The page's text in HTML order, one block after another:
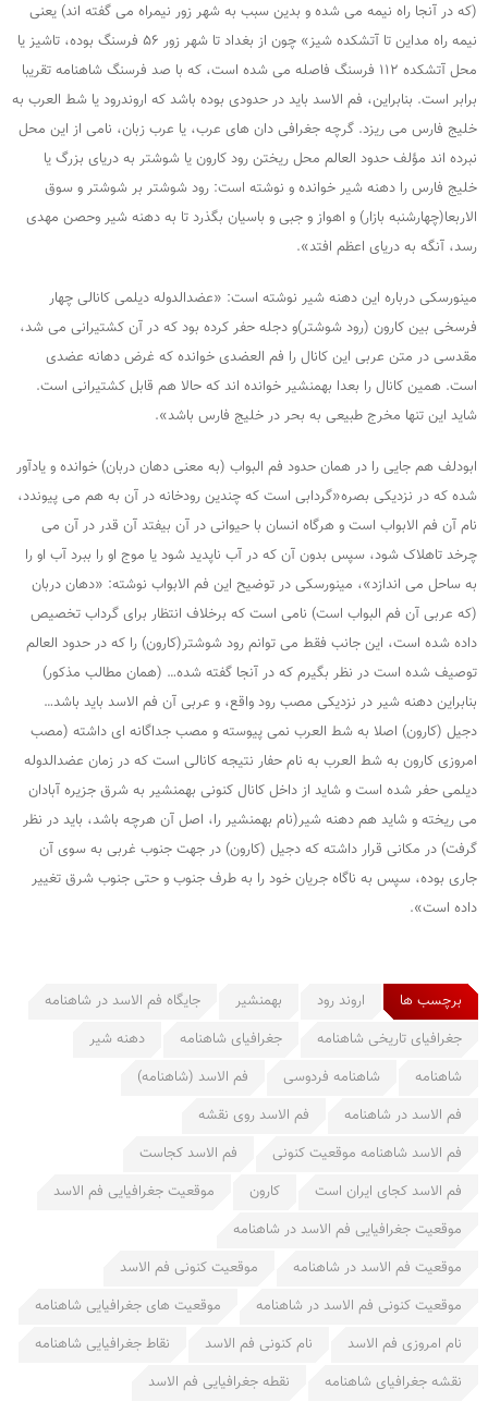
(که در آنجا راه نیمه می شده و بدین سبب به شهر زور نیمراه می گفته اند) یعنی
نیمه راه مداین تا آتشکده شیز» چون از بغداد تا شهر زور ۵۶ فرسنگ بوده، تاشیز یا
محل آتشکده ۱۱۲ فرسنگ فاصله می شده است، که با صد فرسنگ شاهنامه تقریبا
برابر است. بنابراین، فم الاسد باید در حدودی بوده باشد که اروندرود یا شط العرب به
خلیج فارس می ریزد. گرچه جغرافی دان های عرب، یا عرب زبان، نامی از این محل
نبرده اند مؤلف حدود العالم محل ریختن رود کارون یا شوشتر به دریای بزرگ یا
خلیج فارس را دهنه شیر خوانده و نوشته است: رود شوشتر بر شوشتر و سوق
الاربعا(چهارشنبه بازار) و اهواز و جبی و باسیان بگذرد تا به دهنه شیر وحصن مهدی
رسد، آنگه به دریای اعظم افتد».
مینورسکی درباره این دهنه شیر نوشته است: «عضدالدوله دیلمی کانالی چهار
فرسخی بین کارون (رود شوشتر)و دجله حفر کرده بود که در آن کشتیرانی می شد،
مقدسی در متن عربی این کانال را فم العضدی خوانده که غرض دهانه عضدی
است. همین کانال را بعدا بهمنشیر خوانده اند که حالا هم قابل کشتیرانی است.
شاید این تنها مخرج طبیعی به بحر در خلیج فارس باشد».
ابودلف هم جایی را در همان حدود فم البواب (به معنی دهان دربان) خوانده و یادآور
شده که در نزدیکی بصره«گردابی است که چندین رودخانه در آن به هم می پیوندد،
نام آن فم الابواب است و هرگاه انسان با حیوانی در آن بیفتد آن قدر در آن می
چرخد تاهلاک شود، سپس بدون آن که در آب ناپدید شود یا موج او را ببرد آب او را
به ساحل می اندازد»، مینورسکی در توضیح این فم الابواب نوشته: «دهان دربان
(که عربی آن فم البواب است) نامی است که برخلاف انتظار برای گرداب تخصیص
داده شده است، این جانب فقط می توانم رود شوشتر(کارون) را که در حدود العالم
توصیف شده است در نظر بگیرم که در آنجا گفته شده… (همان مطالب مذکور)
بنابراین دهنه شیر در نزدیکی مصب رود واقع، و عربی آن فم الاسد باید باشد…
دجیل (کارون) اصلا به شط العرب نمی پیوسته و مصب جداگانه ای داشته (مصب
امروزی کارون به شط العرب به نام حفار نتیجه کانالی است که در زمان عضدالدوله
دیلمی حفر شده است و شاید از داخل کانال کنونی بهمنشیر به شرق جزیره آبادان
می ریخته و شاید هم دهنه شیر(نام بهمنشیر را، اصل آن هرچه باشد، باید در نظر
گرفت) در مکانی قرار داشته که دجیل (کارون) در جهت جنوب غربی به سوی آن
جاری بوده، سپس به ناگاه جریان خود را به طرف جنوب و حتی جنوب شرق تغییر
داده است».
برچسب ها اروند رود بهمنشیر
جایگاه فم الاسد در شاهنامه
جغرافیای تاریخی شاهنامه
جغرافیای شاهنامه
دهنه شیر
شاهنامه
شاهنامه فردوسی
فم الاسد (شاهنامه)
فم الاسد در شاهنامه
فم الاسد روی نقشه
فم الاسد شاهنامه موقعیت کنونی
فم الاسد کجاست
فم الاسد کجای ایران است
کارون
موقعیت جغرافیایی فم الاسد
موقعیت جغرافیایی فم الاسد در شاهنامه
موقعیت فم الاسد در شاهنامه
موقعیت کنونی فم الاسد
موقعیت کنونی فم الاسد در شاهنامه
موقعیت های جغرافیایی شاهنامه
نام امروزی فم الاسد
نام کنونی فم الاسد
نقاط جغرافیایی شاهنامه
نقشه جغرافیای شاهنامه
نقطه جغرافیایی فم الاسد